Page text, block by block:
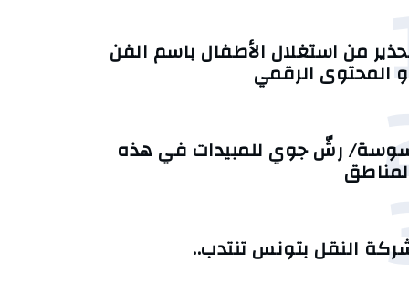
من استغلال الأطفال باسم الفن
المحتوى الرقمي
رشّ جوي للمبيدات في هذه
النقل بتونس تنتدب..